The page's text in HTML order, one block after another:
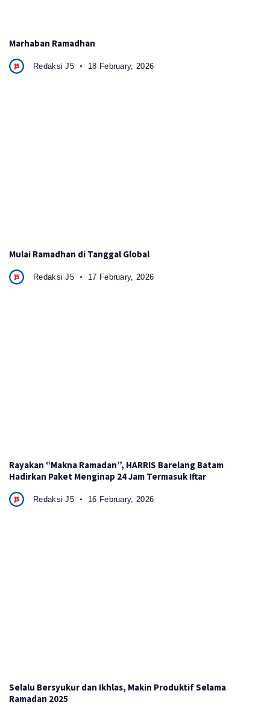
Marhaban Ramadhan
Redaksi J5 18 February, 2026
Mulai Ramadhan di Tanggal Global
Redaksi J5 17 February, 2026
Rayakan “Makna Ramadan”, HARRIS Barelang Batam
Hadirkan Paket Menginap 24 Jam Termasuk Iftar
Redaksi J5 16 February, 2026
Selalu Bersyukur dan Ikhlas, Makin Produktif Selama
Ramadan 2025